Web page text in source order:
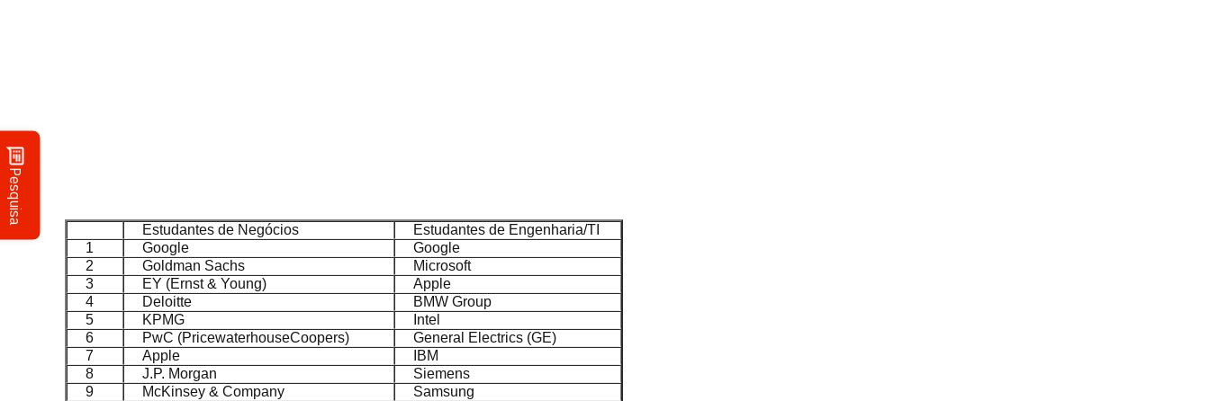
Pesquisa
Estudantes de Negócios
Estudantes de Engenharia/TI
1
Google
Google
2
Goldman Sachs
Microsoft
3
EY (Ernst & Young)
Apple
4
Deloitte
BMW Group
5
KPMG
Intel
6
PwC (PricewaterhouseCoopers)
General Electrics (GE)
7
Apple
IBM
8
J.P. Morgan
Siemens
9
McKinsey & Company
Samsung